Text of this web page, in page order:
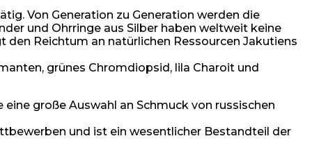
Von Generation zu Generation werden die
und Ohrringe aus Silber haben weltweit keine
Reichtum an natürlichen Ressourcen Jakutiens
grünes Chromdiopsid, lila Charoit und
große Auswahl an Schmuck von russischen
und ist ein wesentlicher Bestandteil der